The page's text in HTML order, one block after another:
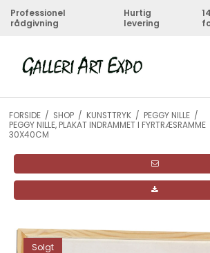
Professionel
rådgivning
Hurtig
levering
FORSIDE / SHOP / KUNSTTRYK / PEGGY NILLE /
PEGGY NILLE, PLAKAT INDRAMMET I FYRTRÆSRAMME
30X40CM
Solgt